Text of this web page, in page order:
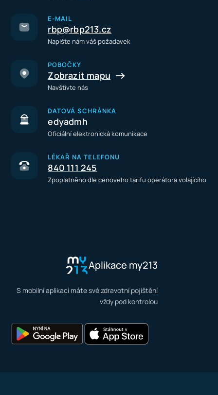
E-MAIL
rbp@rbp213.cz
Napište nám váš požadavek
POBOČKY
Zobrazit mapu
Navštivte nás
DATOVÁ SCHRÁNKA
edyadmh
Oficiální elektronická komunikace
LÉKAŘ NA TELEFONU
840 111 245
Zpoplatněno dle cenového tarifu operátora volajícího
Aplikace my213
S mobilní aplikací máte své zdravotní pojištění
vždy pod kontrolou